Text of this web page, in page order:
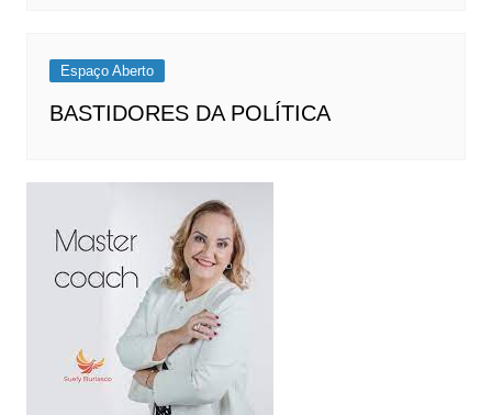
Espaço Aberto
BASTIDORES DA POLÍTICA